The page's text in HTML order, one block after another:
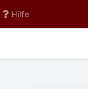
Hilfe